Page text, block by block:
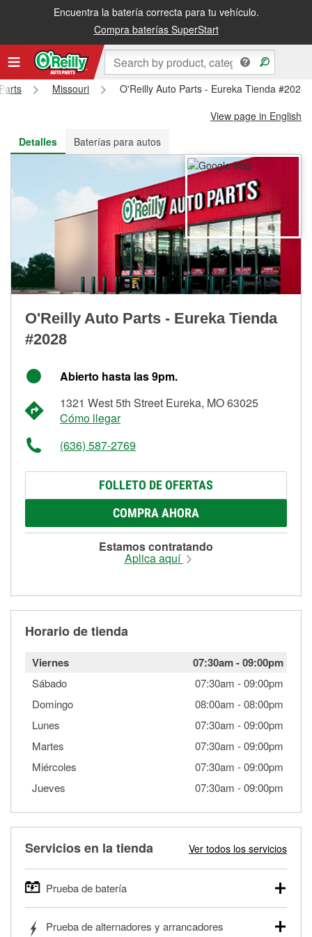
Encuentra la batería correcta para tu vehículo.
Compra baterías SuperStart
Recibe tu orden gratis al día siguiente o recógela en la tienda
Missouri
O'Reilly Auto Parts - Eureka Tienda #2028
View page in English
Detalles
Baterías para autos
O'Reilly Auto Parts - Eureka Tienda
#2028
Abierto hasta las 9pm.
1321 West 5th Street Eureka, MO 63025
Cómo llegar
(636) 587-2769
FOLLETO DE OFERTAS
COMPRA AHORA
Estamos contratando
Aplica aquí
Horario de tienda
Viernes 07:30am-09:00pm
Sábado 07:30am -09:00pm
Domingo
08:00am -08:00pm
Lunes
07:30am -09:00pm
Martes
07:30am -09:00pm
Miércoles
07:30am -09:00pm
Jueves
07:30am -09:00pm
Servicios en la tienda Ver todos los servicios
Prueba de batería
autos, camionetas, SUVs, vehículos comerciales y
Prueba de alternadores y arrancadores